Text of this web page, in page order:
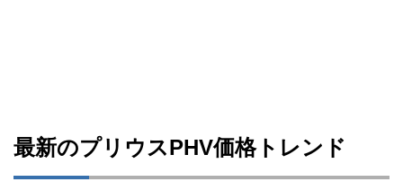
最新のプリウスPHV価格トレンド